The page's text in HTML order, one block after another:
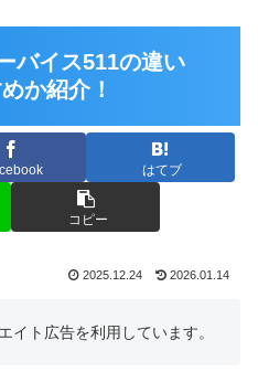
バイス511の違い
か紹介！
はてブ
コピー
2025.12.24 2026.01.14
イト広告を利用しています。